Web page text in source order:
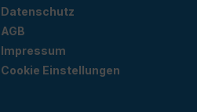
Datenschutz
AGB
Impressum
Cookie Einstellungen